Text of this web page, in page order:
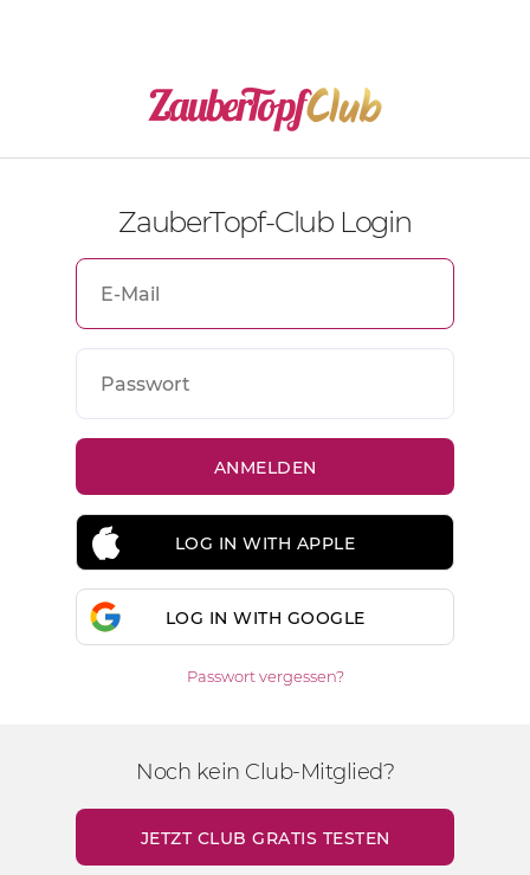
ZauberTopf-Club Login
LOG IN WITH APPLE
LOG IN WITH GOOGLE
Passwort vergessen?
Noch kein Club-Mitglied?
JETZT CLUB GRATIS TESTEN